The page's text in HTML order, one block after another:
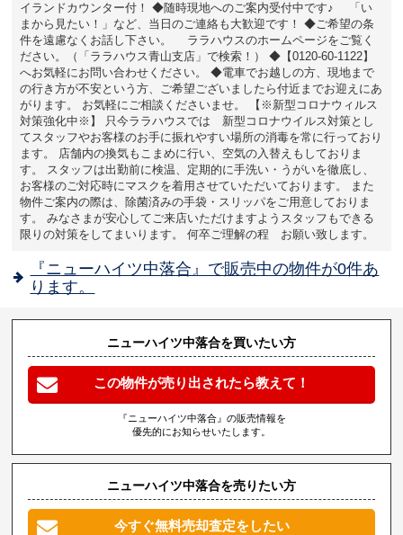
イランドカウンター付！ ◆随時現地へのご案内受付中です♪ 「い
まから見たい！」など、当日のご連絡も大歓迎です！ ◆ご希望の条
件を遠慮なくお話し下さい。 ララハウスのホームページをご覧く
ださい。（「ララハウス青山支店」で検索！） ◆【0120-60-1122】
へお気軽にお問い合わせください。 ◆電車でお越しの方、現地まで
の行き方が不安という方、ご希望ございましたら付近までお迎えにあ
がります。 お気軽にご相談くださいませ。 【※新型コロナウィルス
対策強化中※】 只今ララハウスでは 新型コロナウイルス対策とし
てスタッフやお客様のお手に振れやすい場所の消毒を常に行っており
ます。 店舗内の換気もこまめに行い、空気の入替えもしておりま
す。 スタッフは出勤前に検温、定期的に手洗い・うがいを徹底し、
お客様のご対応時にマスクを着用させていただいております。 また
物件ご案内の際は、除菌済みの手袋・スリッパをご用意しておりま
す。 みなさまが安心してご来店いただけますようスタッフもできる
限りの対策をしてまいります。 何卒ご理解の程 お願い致します。
『ニューハイツ中落合』で販売中の物件が0件あ
ります。
ニューハイツ中落合を買いたい方
この物件が売り出されたら教えて！
『ニューハイツ中落合』の販売情報を
優先的にお知らせいたします。
ニューハイツ中落合を売りたい方
今すぐ無料売却査定をしたい